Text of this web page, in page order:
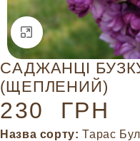
Натисніть, щоб
САДЖАНЦІ
(ЩЕПЛЕНИЙ)
230 ГРН
Назва сорту: Тарас